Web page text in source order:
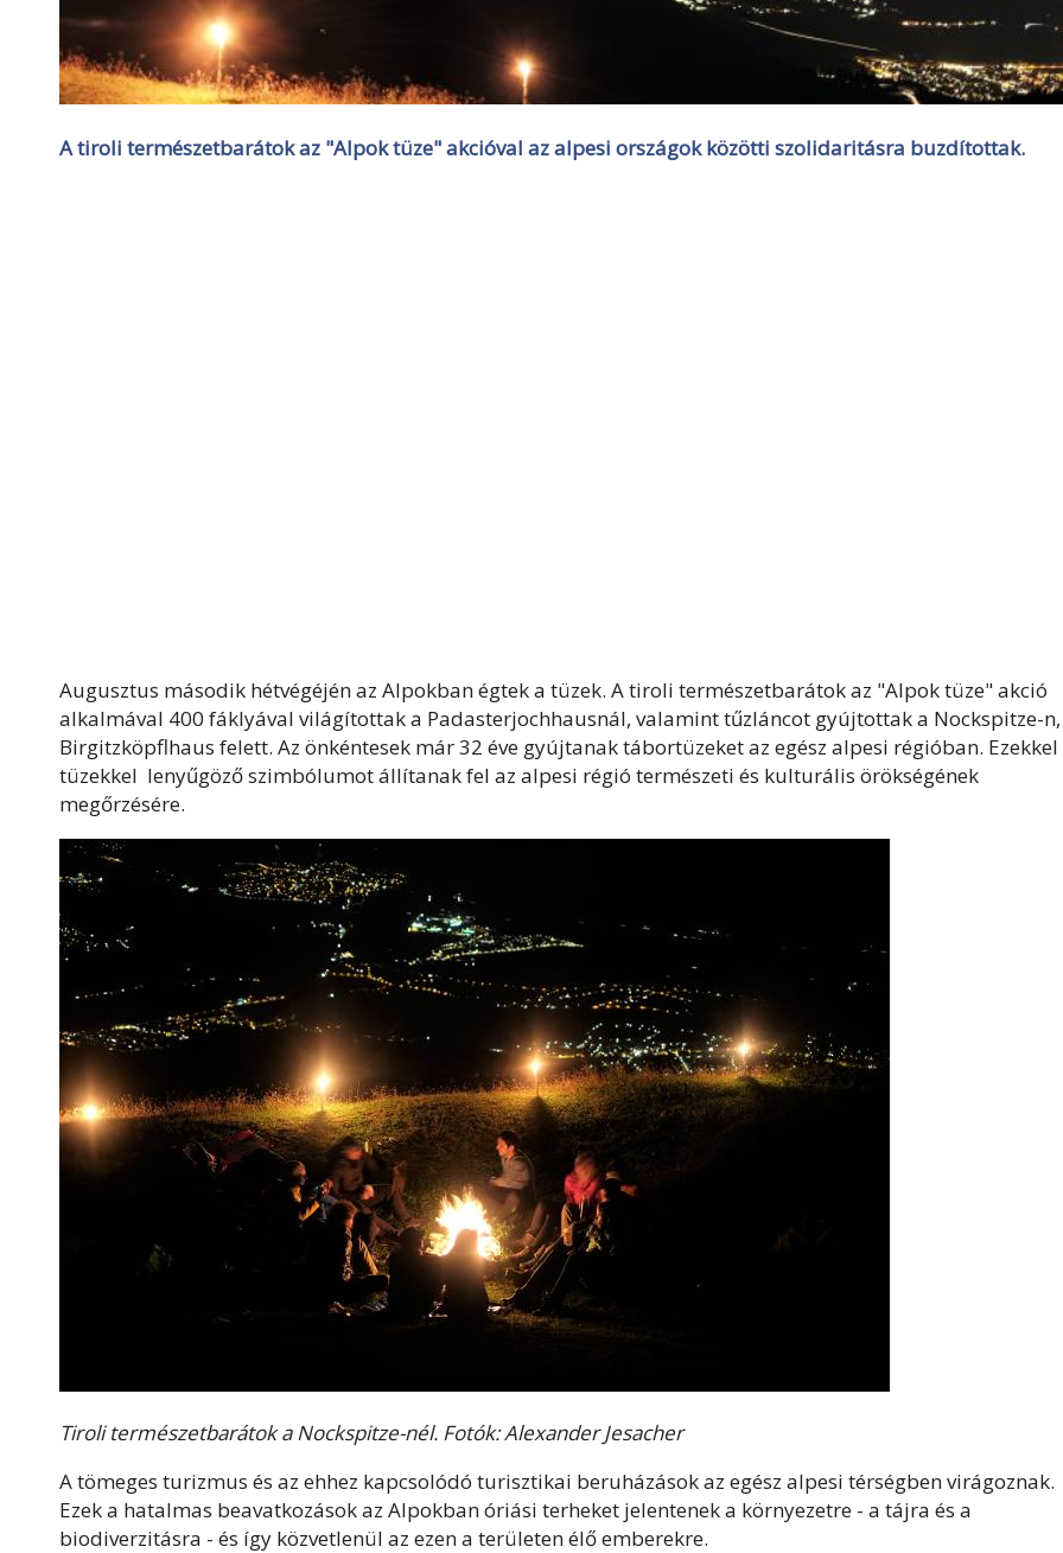
A tiroli természetbarátok az "Alpok tüze" akcióval az alpesi országok közötti szolidaritásra buzdítottak.
Augusztus második hétvégéjén az Alpokban égtek a tüzek. A tiroli természetbarátok az "Alpok tüze" akció
alkalmával 400 fáklyával világítottak a Padasterjochhausnál, valamint tűzláncot gyújtottak a Nockspitze-
Birgitzköpflhaus felett. Az önkéntesek már 32 éve gyújtanak tábortüzeket az egész alpesi régióban. Ezekkel
tüzekkel lenyűgöző szimbólumot állítanak fel az alpesi régió természeti és kulturális örökségének
megőrzésére.
Tiroli természetbarátok a Nockspitze-nél. Fotók: Alexander Jesacher
A tömeges turizmus és az ehhez kapcsolódó turisztikai beruházások az egész alpesi térségben virágoznak.
Ezek a hatalmas beavatkozások az Alpokban óriási terheket jelentenek a környezetre - a tájra és a
biodiverzitásra - és így közvetlenül az ezen a területen élő emberekre.